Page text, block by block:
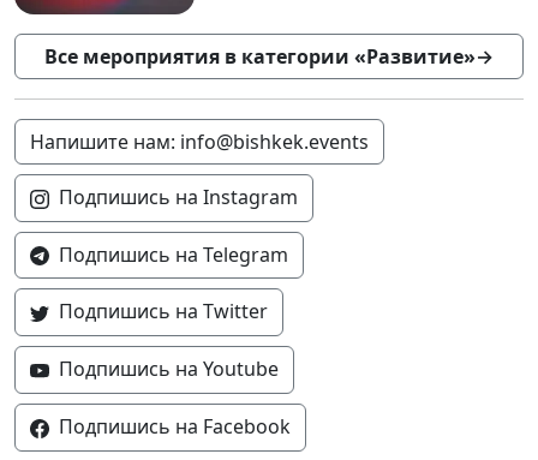
Все мероприятия в категории «Развитие»→
Напишите нам: info@bishkek.events
Подпишись на Instagram
Подпишись на Telegram
Подпишись на Twitter
Подпишись на Youtube
Подпишись на Facebook